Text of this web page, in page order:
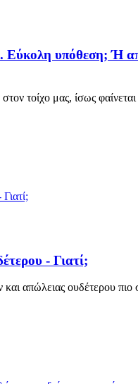
Εύκολη υπόθεση; Ή
τοίχο μας, ίσως
- Γιατί;
και απώλειας ουδέτερου πιο